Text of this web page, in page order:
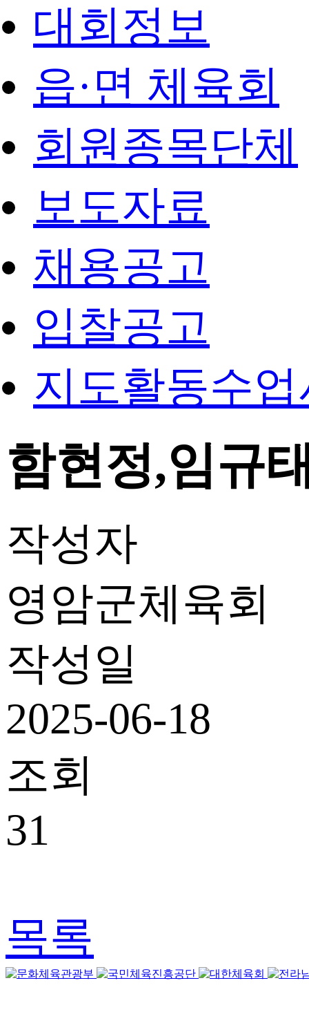
대회정보
읍·면 체육회
회원종목단체
보도자료
채용공고
입찰공고
지도활동수
함현정,임규
작성자
영암군체육회
작성일
2025-06-18
조회
31
목록